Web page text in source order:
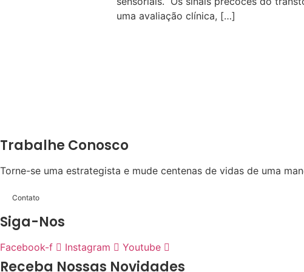
uma avaliação clínica, […]
Trabalhe Conosco
Torne-se uma estrategista e mude centenas de vidas de uma
Contato
Siga-Nos
Facebook-f Instagram Youtube
Receba Nossas Novidades